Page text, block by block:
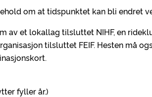
om at tidspunktet kan bli endret
av et lokallag tilsluttet NIHF, en
tilsluttet FEIF. Hesten må
fyller år.)